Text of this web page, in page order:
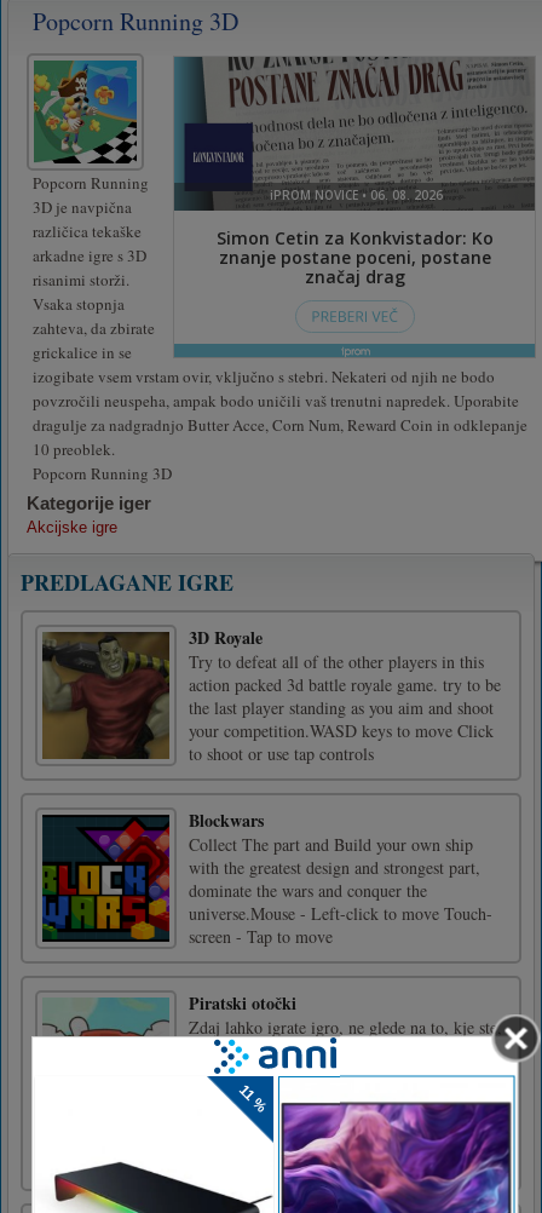
Popcorn Running 3D
Popcorn Running
3D je navpična
različica tekaške
arkadne igre s 3D
risanimi storži.
Vsaka stopnja
zahteva, da zbirate
grickalice in se
izogibate vsem vrstam ovir, vključno s stebri. Nekateri od njih ne bodo
povzročili neuspeha, ampak bodo uničili vaš trenutni napredek. Uporabite
dragulje za nadgradnjo Butter Acce, Corn Num, Reward Coin in odklepanje
10 preoblek.
Popcorn Running 3D
Kategorije iger
Akcijske igre
PREDLAGANE IGRE
3D Royale
Try to defeat all of the other players in this
action packed 3d battle royale game. try to be
the last player standing as you aim and shoot
your competition.WASD keys to move Click
to shoot or use tap controls
Blockwars
Collect The part and Build your own ship
with the greatest design and strongest part,
dominate the wars and conquer the
universe.Mouse - Left-click to move Touch-
screen - Tap to move
Piratski otočki
Zdaj lahko igrate igro, ne glede na to, kje ste,
to lahko storite, kar je zelo tipična arkadna
zabava. V primeru, da ste zbrali kovance,
skrinje in verigo moči med otoki, dobite +1
kombinacijo . Kombinacije vam dajo dodatne
kovance.Bomba skrajša čas časovnika Ščit
podeli začasno [...]